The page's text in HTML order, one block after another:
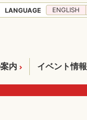
LANGUAGE ENGLISH
内 イベント情報